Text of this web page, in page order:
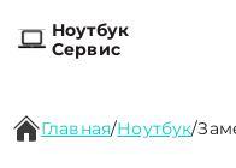
Ноутбук
Сервис
Главная/Ноутбук/